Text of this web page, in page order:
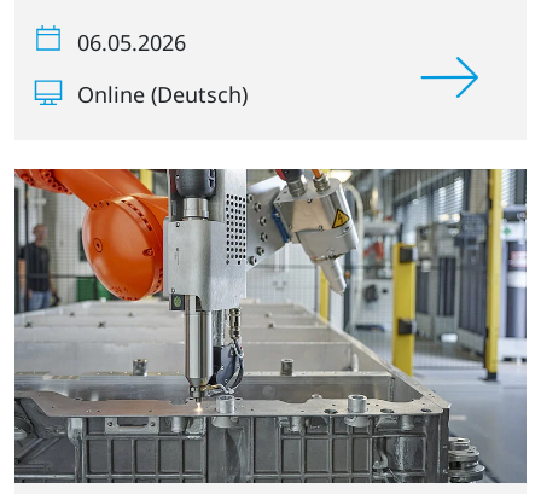
06.05.2026
Online (Deutsch)